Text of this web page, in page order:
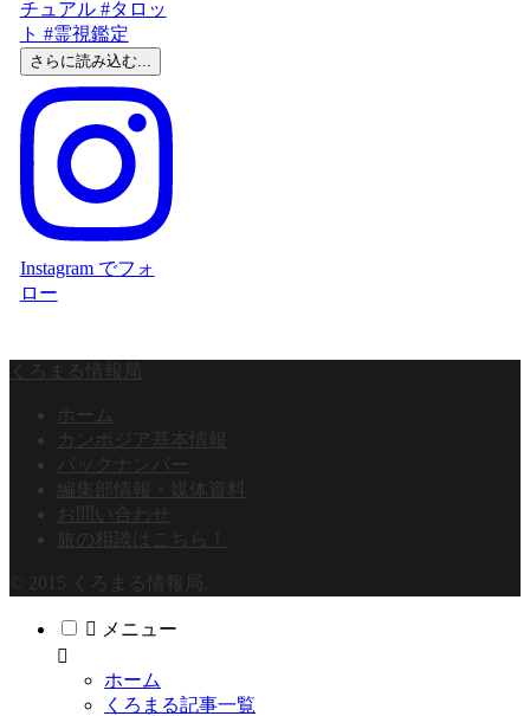
さらに読み込む...
Instagram でフォ
ロー
くろまる情報局
ホーム
カンボジア基本情報
バックナンバー
編集部情報・媒体資料
お問い合わせ
旅の相談はこちら！
© 2015 くろまる情報局.
メニュー
ホーム
くろまる記事一覧